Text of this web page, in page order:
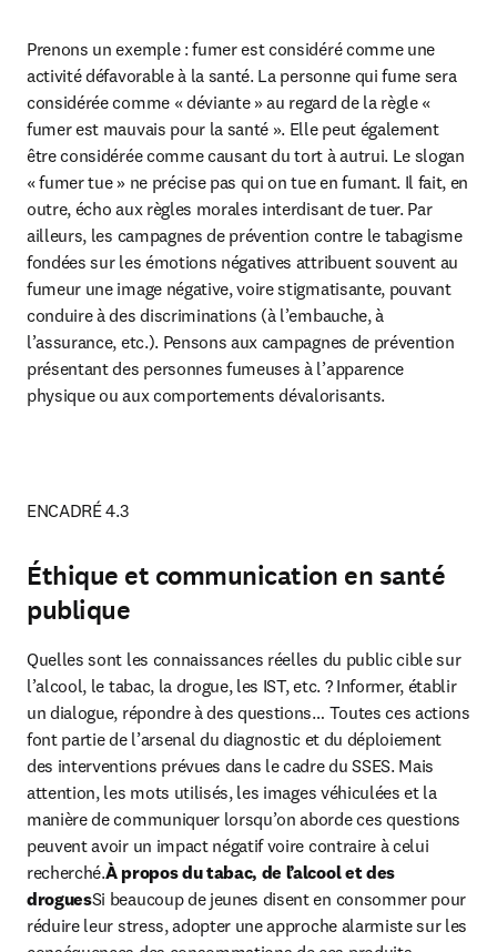
Prenons un exemple : fumer est considéré comme une
activité défavorable à la santé. La personne qui fume sera
considérée comme « déviante » au regard de la règle «
fumer est mauvais pour la santé ». Elle peut également
être considérée comme causant du tort à autrui. Le slogan
« fumer tue » ne précise pas qui on tue en fumant. Il fait, en
outre, écho aux règles morales interdisant de tuer. Par
ailleurs, les campagnes de prévention contre le tabagisme
fondées sur les émotions négatives attribuent souvent au
fumeur une image négative, voire stigmatisante, pouvant
conduire à des discriminations (à l’embauche, à
l’assurance, etc.). Pensons aux campagnes de prévention
présentant des personnes fumeuses à l’apparence
physique ou aux comportements dévalorisants.
ENCADRÉ 4.3
Éthique et communication en santé
publique
Quelles sont les connaissances réelles du public cible sur
l’alcool, le tabac, la drogue, les IST, etc. ? Informer, établir
un dialogue, répondre à des questions… Toutes ces actions
font partie de l’arsenal du diagnostic et du déploiement
des interventions prévues dans le cadre du SSES. Mais
attention, les mots utilisés, les images véhiculées et la
manière de communiquer lorsqu’on aborde ces questions
peuvent avoir un impact négatif voire contraire à celui
recherché.À propos du tabac, de l’alcool et des
droguesSi beaucoup de jeunes disent en consommer pour
réduire leur stress, adopter une approche alarmiste sur les